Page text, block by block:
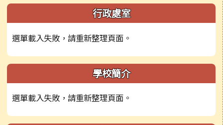
左邊區域內容 行政處室
選單載入失敗，請重新整理頁面。
學校簡介
選單載入失敗，請重新整理頁面。